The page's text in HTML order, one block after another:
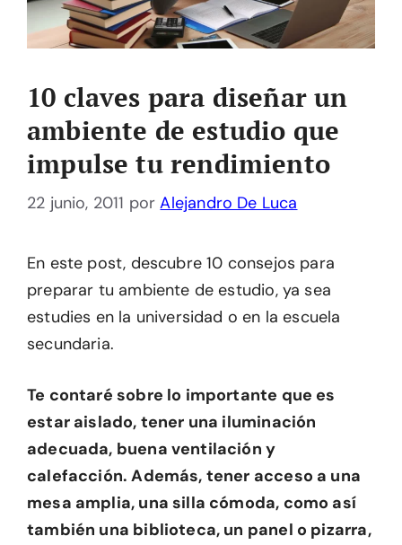
10 claves para diseñar un
ambiente de estudio que
impulse tu rendimiento
22 junio, 2011 porAlejandro De Luca
En este post, descubre 10 consejos para
preparar tu ambiente de estudio, ya sea
estudies en la universidad o en la escuela
secundaria.
Te contaré sobre lo importante que es
estar aislado, tener una iluminación
adecuada, buena ventilación y
calefacción. Además, tener acceso a una
mesa amplia, una silla cómoda, como así
también una biblioteca, un panel o pizarra,